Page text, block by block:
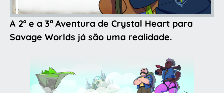
A 2ª e a 3ª Aventura de Crystal Heart para
Savage Worlds já são uma realidade.